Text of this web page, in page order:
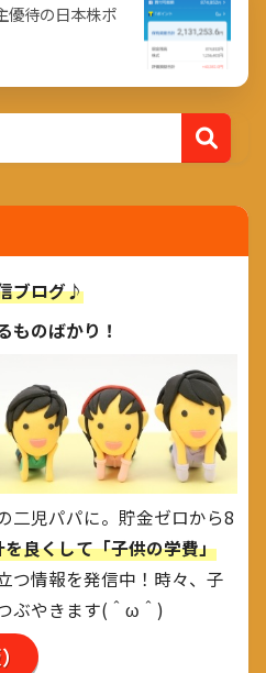
優待の日本株ポ
ブログ♪
のばかり！
二児パパに。貯金ゼロから8
を良くして「子供の学費」
つ情報を発信中！時々、子
ぶやきます(＾ω＾)